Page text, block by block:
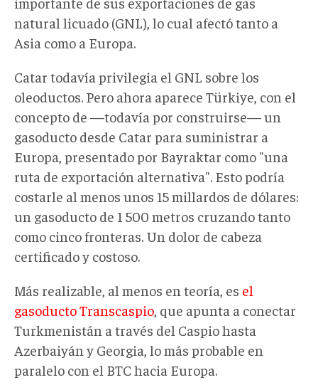
natural licuado (GNL), lo cual afectó tanto a
Asia como a Europa.
Catar todavía privilegia el GNL sobre los
oleoductos. Pero ahora aparece Türkiye, con el
concepto de —todavía por construirse— un
gasoducto desde Catar para suministrar a
Europa, presentado por Bayraktar como "una
ruta de exportación alternativa". Esto podría
costarle al menos unos 15 millardos de dólares:
un gasoducto de 1 500 metros cruzando tanto
como cinco fronteras. Un dolor de cabeza
certificado y costoso.
Más realizable, al menos en teoría, es el
gasoducto Transcaspio, que apunta a conectar
Turkmenistán a través del Caspio hasta
Azerbaiyán y Georgia, lo más probable en
paralelo con el BTC hacia Europa.